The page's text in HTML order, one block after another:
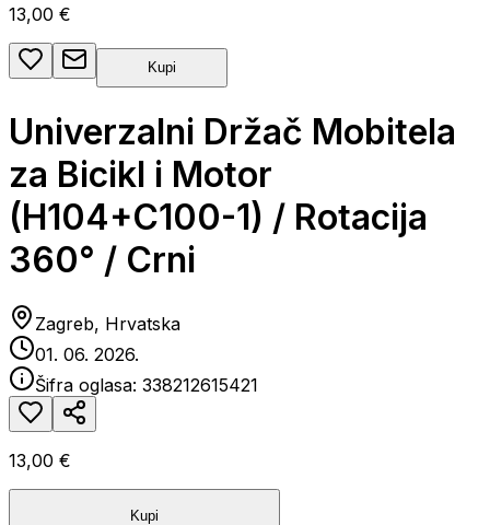
13,00 €
Kupi
Univerzalni Držač Mobitela
za Bicikl i Motor
(H104+C100-1) / Rotacija
360° / Crni
Zagreb, Hrvatska
01. 06. 2026.
Šifra oglasa: 338212615421
13,00 €
Kupi